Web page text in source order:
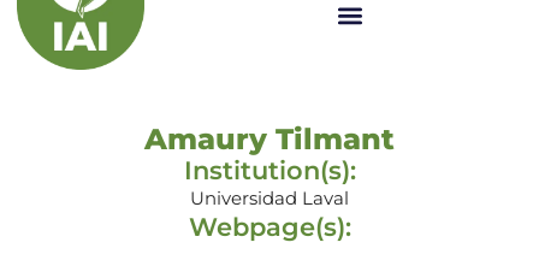
Amaury Tilmant
Institution(s):
Universidad Laval
Webpage(s):